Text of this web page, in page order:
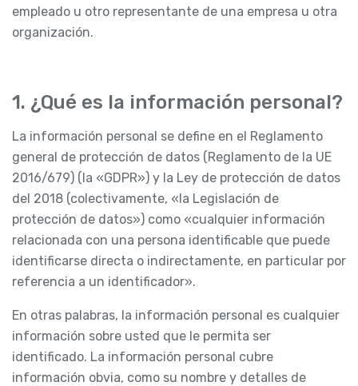
empleado u otro representante de una empresa u otra
organización.
1. ¿Qué es la información personal?
La información personal se define en el Reglamento
general de protección de datos (Reglamento de la UE
2016/679) (la «GDPR») y la Ley de protección de datos
del 2018 (colectivamente, «la Legislación de
protección de datos») como «cualquier información
relacionada con una persona identificable que puede
identificarse directa o indirectamente, en particular por
referencia a un identificador».
En otras palabras, la información personal es cualquier
información sobre usted que le permita ser
identificado. La información personal cubre
información obvia, como su nombre y detalles de